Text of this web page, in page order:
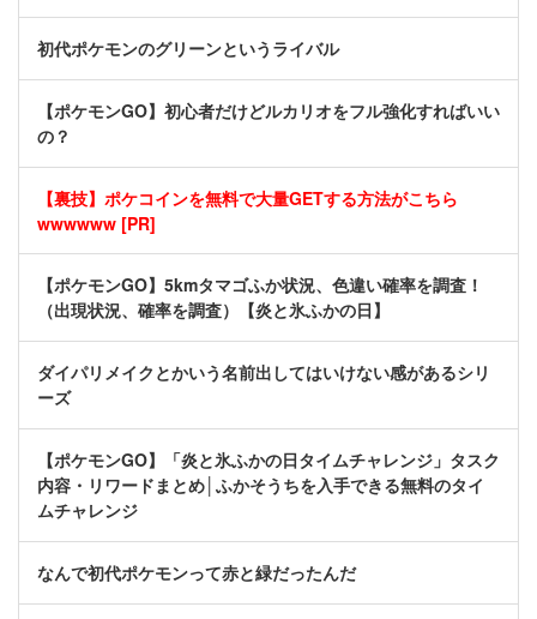
初代ポケモンのグリーンというライバル
【ポケモンGO】初心者だけどルカリオをフル強化すればいい
の？
【裏技】ポケコインを無料で大量GETする方法がこちら
wwwwww [PR]
【ポケモンGO】5kmタマゴふか状況、色違い確率を調査！
（出現状況、確率を調査）【炎と氷ふかの日】
ダイパリメイクとかいう名前出してはいけない感があるシリ
ーズ
【ポケモンGO】「炎と氷ふかの日タイムチャレンジ」タスク
内容・リワードまとめ│ふかそうちを入手できる無料のタイ
ムチャレンジ
なんで初代ポケモンって赤と緑だったんだ